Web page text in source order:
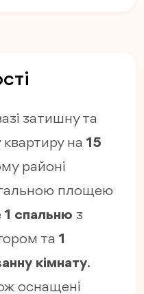
затишну та
на 15
районі
площею
1 спальню з
та 1
кімнату.
оснащені